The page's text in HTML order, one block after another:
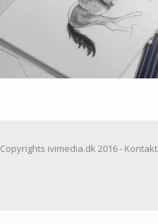
Copyrights ivimedia.dk 2016 -